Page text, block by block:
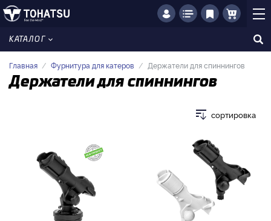
КАТАЛОГ
Главная Фурнитура для катеров Держатели для спиннингов
Держатели для спиннингов
сортировка